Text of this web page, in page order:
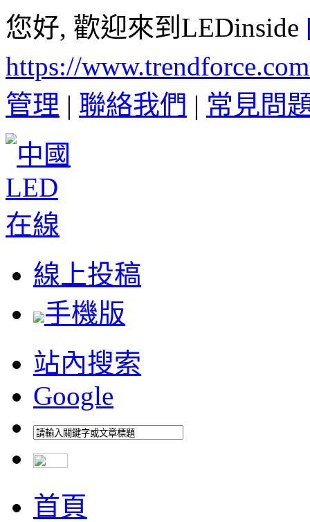
您好, 歡迎來到LEDinside
https://
管理 | 聯絡我們 | 常見問
線上投稿
手機版
站內搜索
Google
首頁